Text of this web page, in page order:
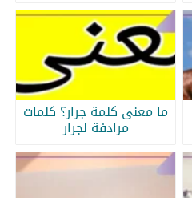
ما معنى كلمة جرار؟ كلمات
مرادفة لجرار